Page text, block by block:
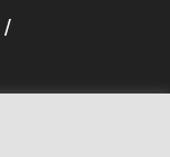
/